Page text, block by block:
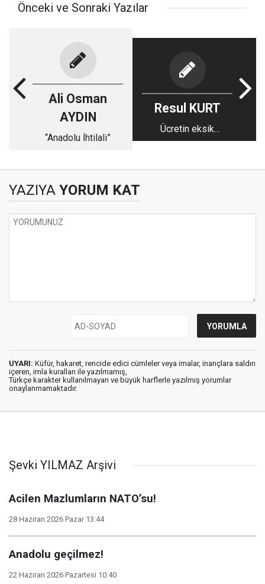
Önceki ve Sonraki Yazılar
Ali Osman
AYDIN
“Anadolu İhtilali”
Resul KURT
Ücretin eksik
ödenmesi
YAZIYA YORUM KAT
UYARI: Küfür, hakaret, rencide edici cümleler veya imalar, inançlara saldırı
içeren, imla kuralları ile yazılmamış,
Türkçe karakter kullanılmayan ve büyük harflerle yazılmış yorumlar
onaylanmamaktadır.
Şevki YILMAZ Arşivi
Acilen Mazlumların NATO’su!
28 Haziran 2026 Pazar 13:44
Anadolu geçilmez!
22 Haziran 2026 Pazartesi 10:40